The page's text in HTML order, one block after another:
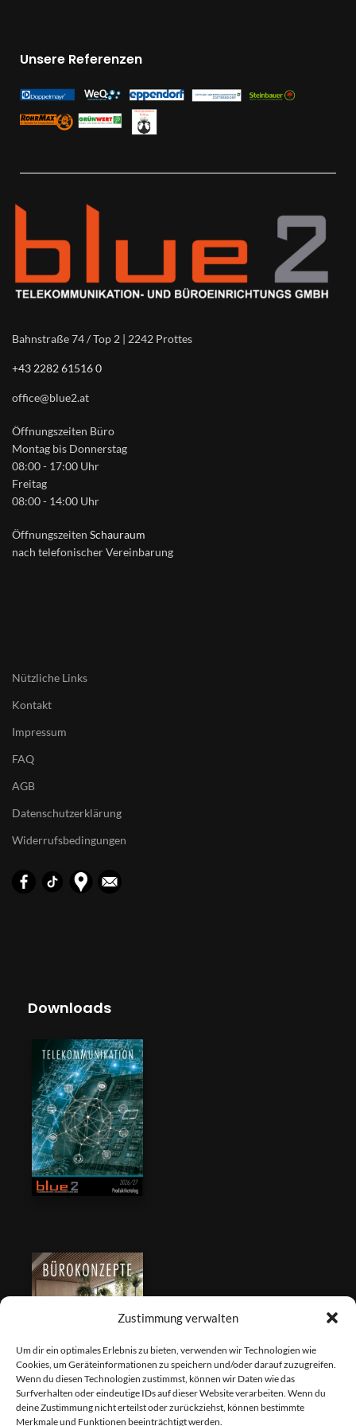
Zustimmung verwalten
Um dir ein optimales Erlebnis zu bieten, verwenden wir Technologien wie
Cookies, um Geräteinformationen zu speichern und/oder darauf zuzugreifen.
Wenn du diesen Technologien zustimmst, können wir Daten wie das
Surfverhalten oder eindeutige IDs auf dieser Website verarbeiten. Wenn du
deine Zustimmung nicht erteilst oder zurückziehst, können bestimmte
Merkmale und Funktionen beeinträchtigt werden.
Unsere Referenzen
Bahnstraße 74 / Top 2 | 2242 Prottes
+43 2282 61516 0
office@blue2.at
Öffnungszeiten Büro
Montag bis Donnerstag
08:00 - 17:00 Uhr
Freitag
08:00 - 14:00 Uhr
Öffnungszeiten Schauraum
nach telefonischer Vereinbarung
Nützliche Links
Kontakt
Impressum
FAQ
AGB
Datenschutzerklärung
Widerrufsbedingungen
Downloads